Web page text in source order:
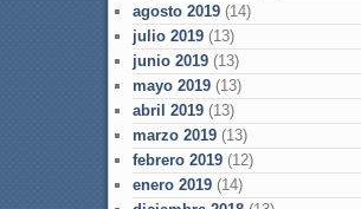
agosto 2019(14)
julio 2019(13)
junio 2019(13)
mayo 2019(13)
abril 2019(13)
marzo 2019(13)
febrero 2019(12)
enero 2019(14)